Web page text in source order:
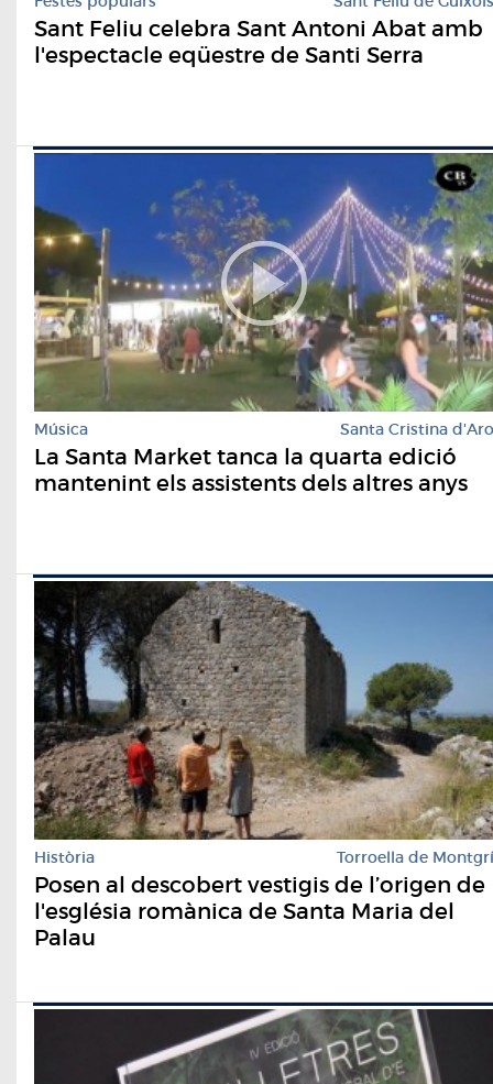
Sant Feliu celebra Sant Antoni Abat amb
l'espectacle eqüestre de Santi Serra
Música Santa Cristina d'Aro
La Santa Market tanca la quarta edició
mantenint els assistents dels altres anys
Història Torroella de Montgrí
Posen al descobert vestigis de l’origen de
l'església romànica de Santa Maria del
Palau